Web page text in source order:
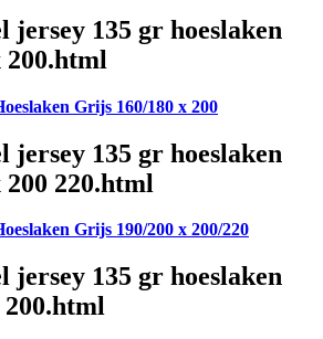
jersey 135 gr hoeslaken
200.html
Grijs 160/180 x 200
jersey 135 gr hoeslaken
220.html
Grijs 190/200 x 200/220
jersey 135 gr hoeslaken
200.html